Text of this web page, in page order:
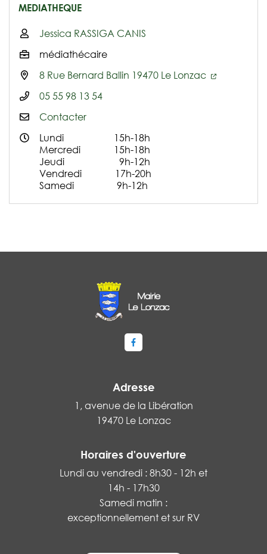
MEDIATHEQUE
Jessica RASSIGA CANIS
médiathécaire
8 Rue Bernard Ballin 19470 Le Lonzac
05 55 98 13 54
Contacter
Lundi 15h-18h
Mercredi 15h-18h
Jeudi 9h-12h
Vendredi 17h-20h
Samedi 9h-12h
Lien vers le compte Facebook
Adresse
1, avenue de la Libération
19470 Le Lonzac
Horaires d'ouverture
Lundi au vendredi : 8h30 - 12h et
14h - 17h30
Samedi matin :
exceptionnellement et sur RV